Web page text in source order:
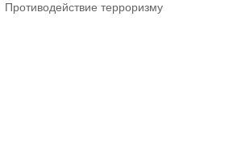
Противодействие терроризму